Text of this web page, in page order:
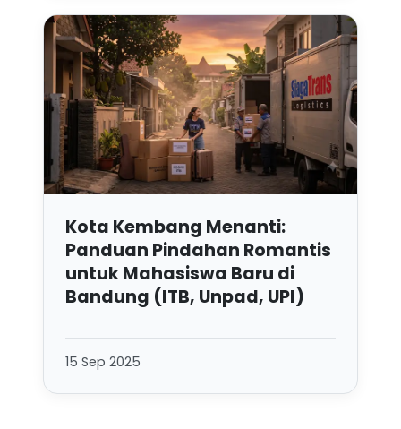
Kota Kembang Menanti:
Panduan Pindahan Romantis
untuk Mahasiswa Baru di
Bandung (ITB, Unpad, UPI)
15 Sep 2025